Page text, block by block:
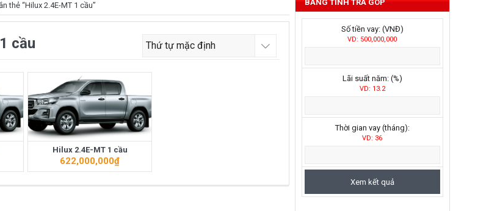
HOT nhất trên thị trường.
Việt Nam?
và Land cruiser 2022 phiên bản mới
đột phá
vừa được ra mắt tại Việt Nam
Việt Nam hiện nay.
phân khúc C – SUV? Những thay đổi trên dòng xe Vios 2022
thẻ “Hilux 2.4E-MT 1 cầu”
cầu
Hilux 2.4E-MT 1 cầu
622,000,000₫
BẢNG TÍNH TRẢ GÓP
Số tiền vay: (VNĐ)
VD: 500,000,000
Lãi suất năm: (%)
VD: 13.2
Thời gian vay (tháng):
VD: 36